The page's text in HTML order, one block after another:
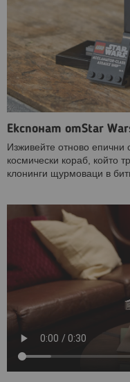
Експонат отStar
Изживейте отново епични
космически кораб, който
клонинги щурмоваци в